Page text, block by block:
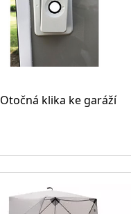
Otočná klika ke garáží